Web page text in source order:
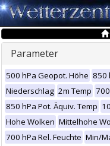
Parameter
500 hPa Geopot. Höhe 850
Niederschlag 2m Temp
850 hPa Pot. Äquiv. Temp
Hohe Wolken Mittelhohe
700 hPa Rel. Feuchte Min/